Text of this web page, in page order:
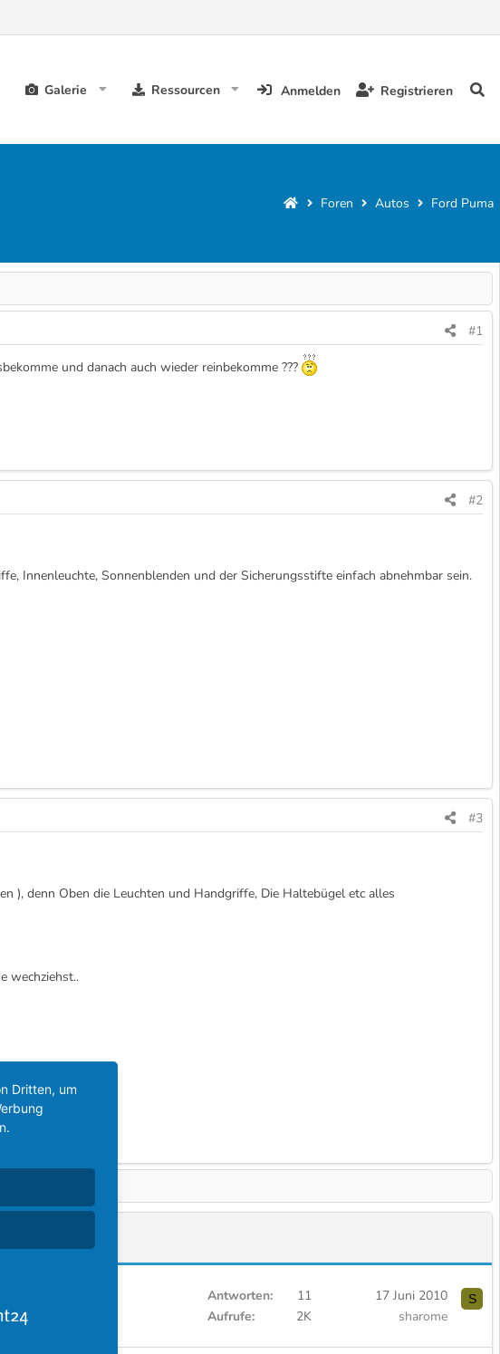
Galerie Ressourcen Anmelden Registrieren
Foren Autos Ford Puma
#1
und danach auch wieder reinbekomme ???
#2
Innenleuchte, Sonnenblenden und der Sicherungsstifte einfach abnehmbar sein.
#3
), denn Oben die Leuchten und Handgriffe, Die Haltebügel etc alles
wechziehst..
Antworten
11
Aufrufe
2K
17 Juni 2010
sharome
S
Dritten, um